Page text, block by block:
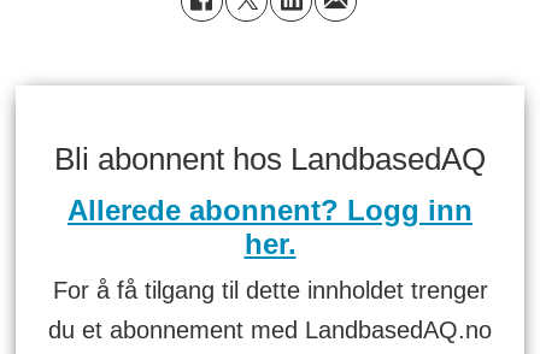
Bli abonnent hos LandbasedAQ
Allerede abonnent? Logg inn
her.
For å få tilgang til dette innholdet trenger
du et abonnement med LandbasedAQ.no